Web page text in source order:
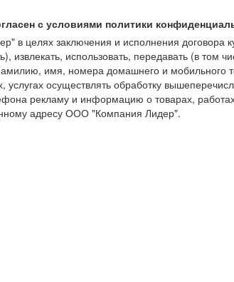
с условиями политики
целях заключения и исполнения договора
извлекать, использовать, передавать (в том
имя, номера домашнего и
осуществлять обработку
рекламу и информацию о товарах,
адресу ООО "Компания Лидер".